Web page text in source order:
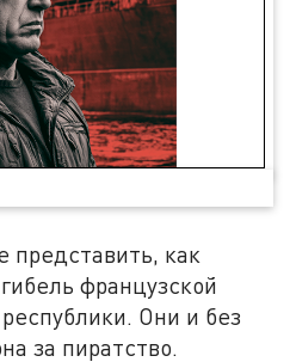
как
французской
Они и без
за пиратство.